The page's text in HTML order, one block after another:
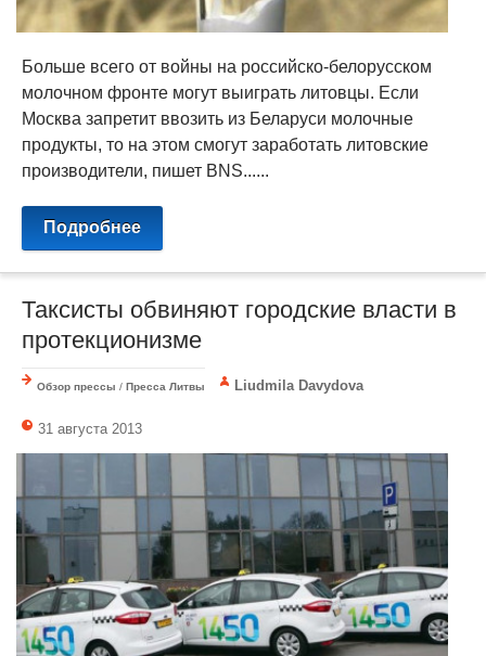
Больше всего от войны на российско-белорусском
молочном фронте могут выиграть литовцы. Если
Москва запретит ввозить из Беларуси молочные
продукты, то на этом смогут заработать литовские
производители, пишет BNS......
Подробнее
Таксисты обвиняют городские власти в
протекционизме
Обзор прессы / Пресса Литвы Liudmila Davydova
31 августа 2013